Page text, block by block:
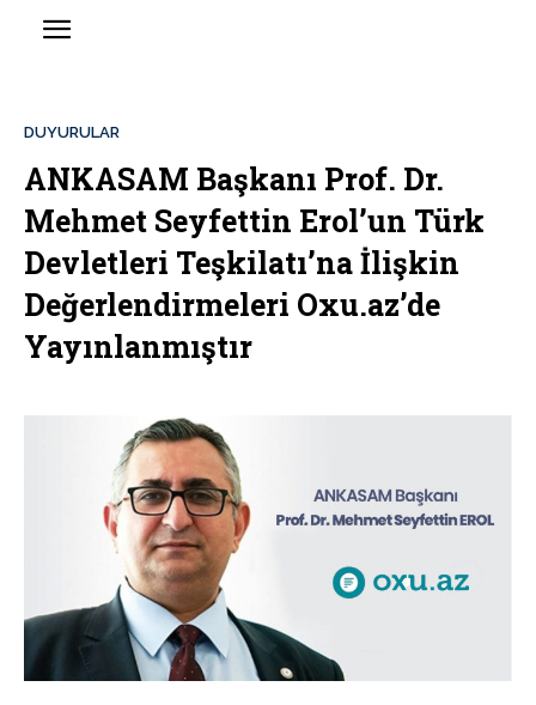
DUYURULAR
ANKASAM Başkanı Prof. Dr.
Mehmet Seyfettin Erol’un Türk
Devletleri Teşkilatı’na İlişkin
Değerlendirmeleri Oxu.az’de
Yayınlanmıştır